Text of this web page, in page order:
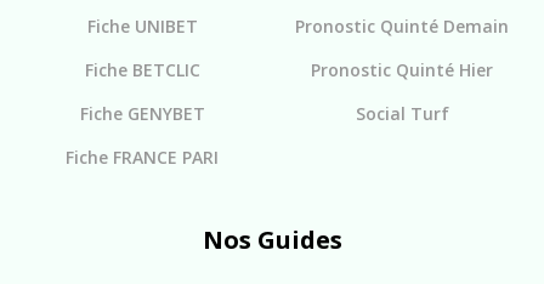
Fiche UNIBET
Fiche BETCLIC
Fiche GENYBET
Fiche FRANCE PARI
Pronostic Quinté Demain
Pronostic Quinté Hier
Social Turf
Nos Guides